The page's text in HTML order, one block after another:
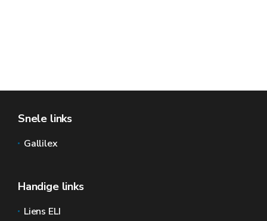
Snele links
Gallilex
Handige links
Liens ELI